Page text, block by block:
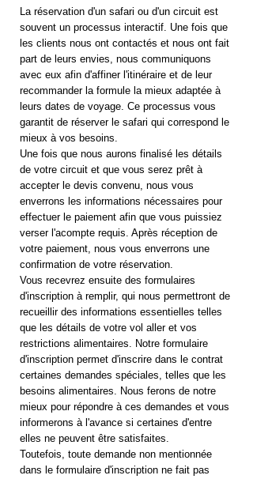
La réservation d'un safari ou d'un circuit est
souvent un processus interactif. Une fois que
les clients nous ont contactés et nous ont fait
part de leurs envies, nous communiquons
avec eux afin d'affiner l'itinéraire et de leur
recommander la formule la mieux adaptée à
leurs dates de voyage. Ce processus vous
garantit de réserver le safari qui correspond le
mieux à vos besoins.
Une fois que nous aurons finalisé les détails
de votre circuit et que vous serez prêt à
accepter le devis convenu, nous vous
enverrons les informations nécessaires pour
effectuer le paiement afin que vous puissiez
verser l'acompte requis. Après réception de
votre paiement, nous vous enverrons une
confirmation de votre réservation.
Vous recevrez ensuite des formulaires
d'inscription à remplir, qui nous permettront de
recueillir des informations essentielles telles
que les détails de votre vol aller et vos
restrictions alimentaires. Notre formulaire
d'inscription permet d'inscrire dans le contrat
certaines demandes spéciales, telles que les
besoins alimentaires. Nous ferons de notre
mieux pour répondre à ces demandes et vous
informerons à l'avance si certaines d'entre
elles ne peuvent être satisfaites.
Toutefois, toute demande non mentionnée
dans le formulaire d'inscription ne fait pas